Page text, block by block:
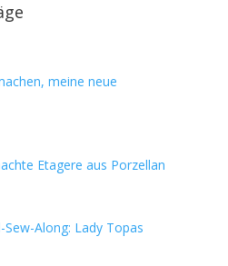
meine neue
Etagere aus Porzellan
Along: Lady Topas